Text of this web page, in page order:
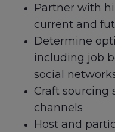
Partner with
current and
Determine
including job
social
Craft sourcing
channels
Host and